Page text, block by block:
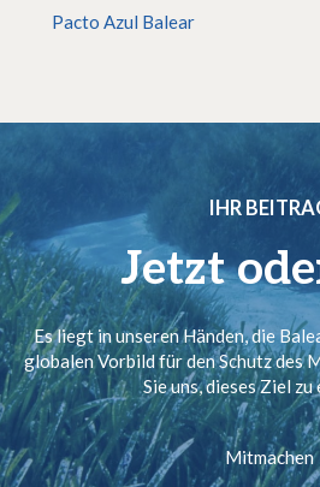
Pacto Azul Balear
IHR
Jetzt
Es liegt in unseren Händen, die
globalen Vorbild für den Schutz des
Sie uns, dieses Ziel zu
Mitmachen